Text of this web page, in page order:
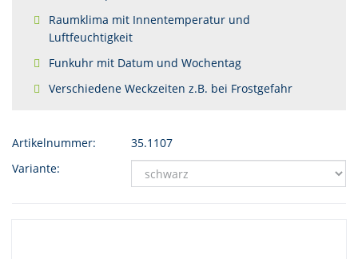
Raumklima mit Innentemperatur und
Luftfeuchtigkeit
Funkuhr mit Datum und Wochentag
Verschiedene Weckzeiten z.B. bei Frostgefahr
Artikelnummer:
35.1107
Variante: